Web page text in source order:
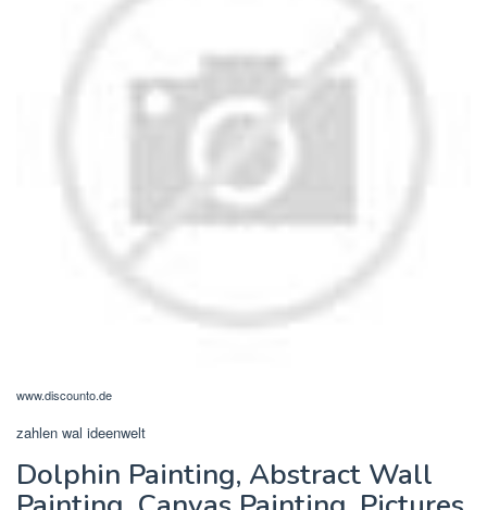
www.discounto.de
zahlen wal ideenwelt
Dolphin Painting, Abstract Wall